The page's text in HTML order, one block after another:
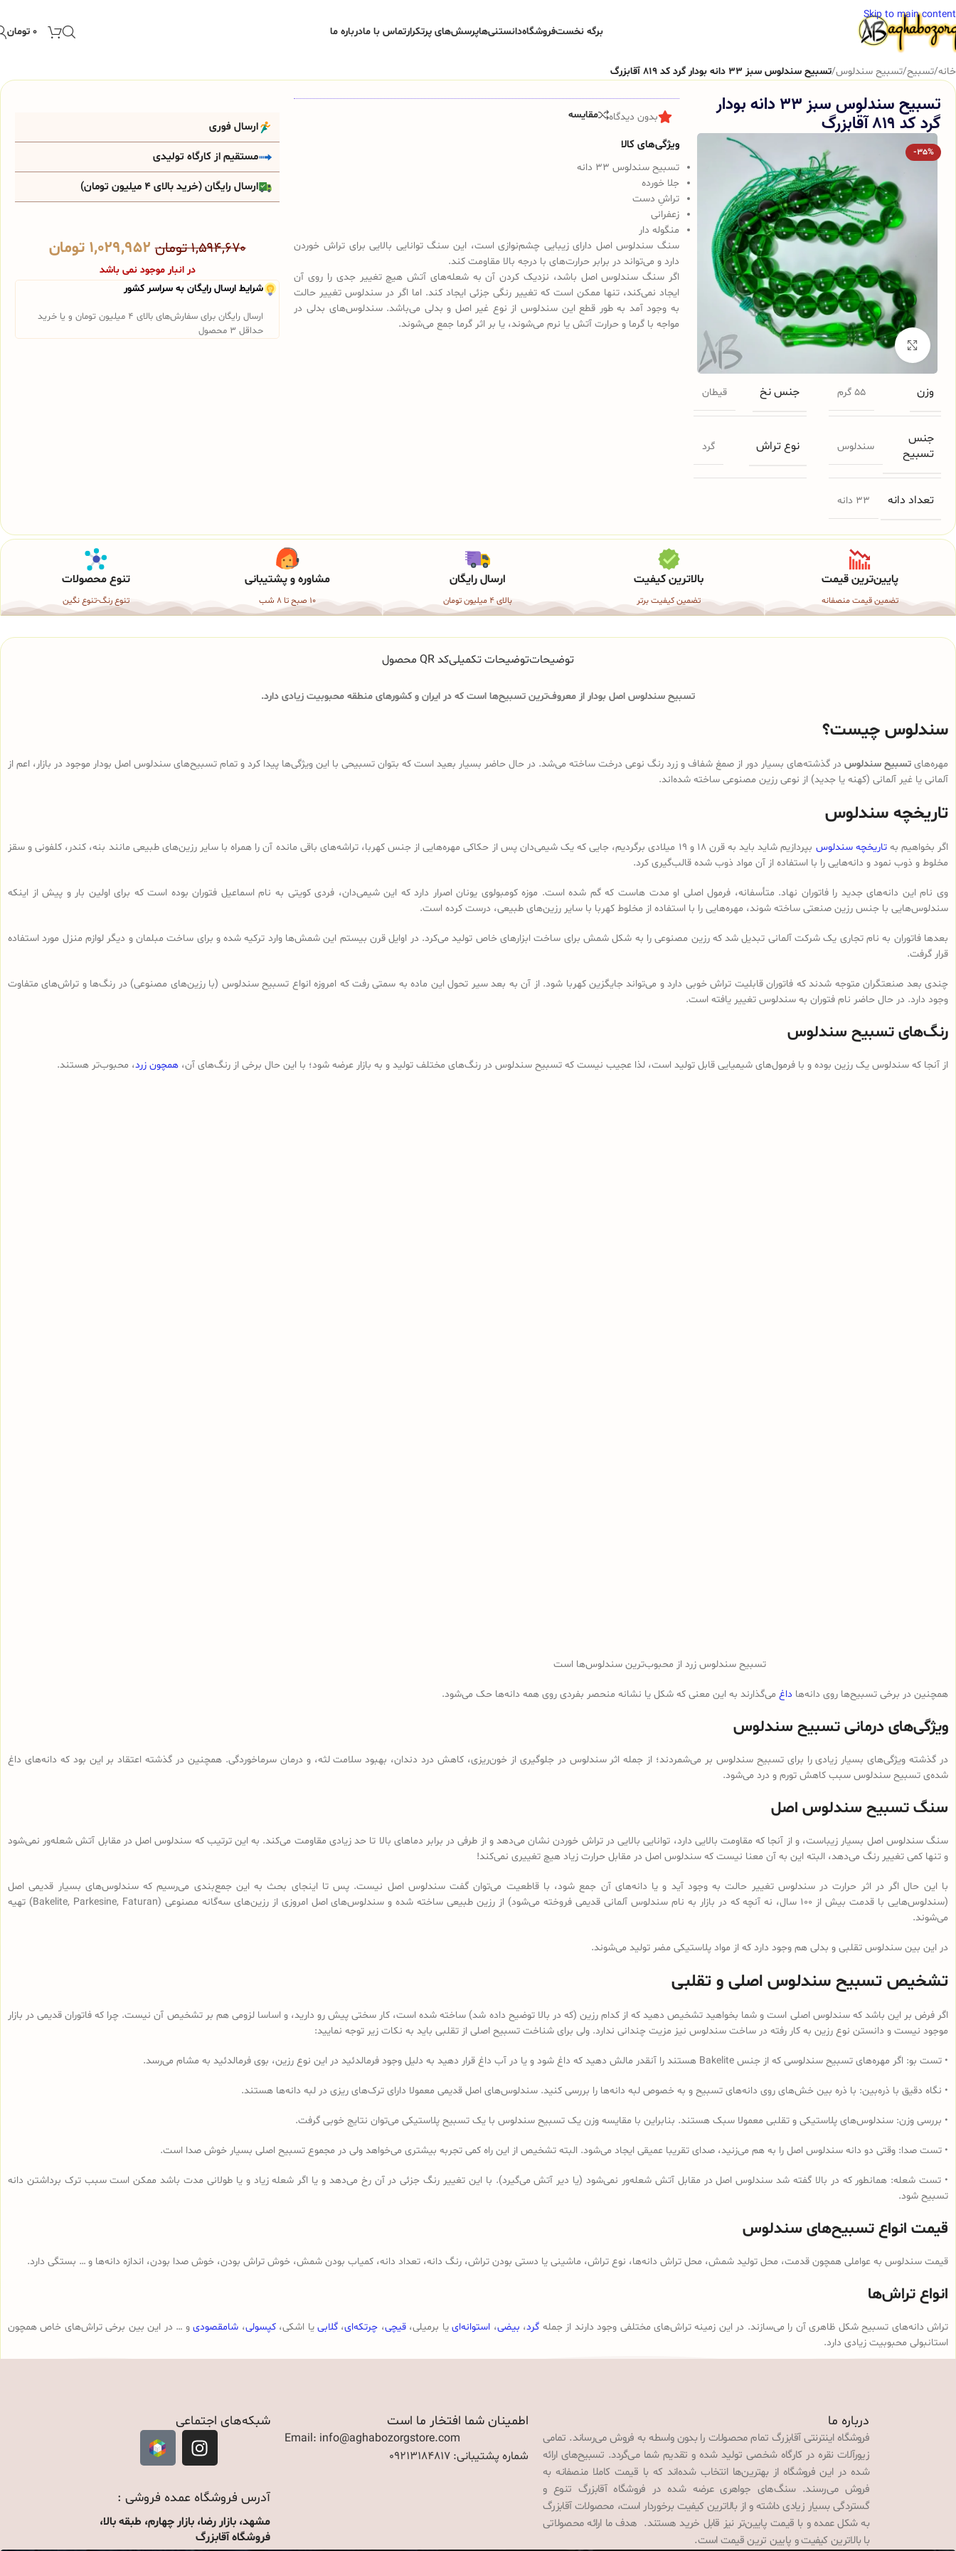
Skip to main content
برگه نخستفروشگاهدانستنی‌هاپرسش‌های پرتکرارتماس با مادرباره ما ۰ تومان
خانه/تسبیح/تسبیح سندلوس/تسبیح سندلوس سبز 33 دانه بودار گرد کد 819 آقابزرگ
تسبیح سندلوس سبز 33 دانه بودار
گرد کد 819 آقابزرگ
-35%
برای بزرگنمایی کلیک کنید
وزن 55 گرم جنس نخ قیطان
جنس
تسبیح
سندلوس نوع تراش گرد
تعداد دانه 33 دانه
بدون دیدگاه مقایسه
ویژگی‌های کالا
تسبیح سندلوس 33 دانه
جلا خورده
تراشِ دست
زعفرانی
منگوله دار
سنگ سندلوس اصل دارای زیبایی چشم‌نوازی است، این سنگ توانایی بالایی برای تراش خوردن
دارد و می‌تواند در برابر حرارت‌های با درجه بالا مقاومت کند.
اگر سنگ سندلوس اصل باشد، نزدیک کردن آن به شعله‌های آتش هیچ تغییر جدی را روی آن
ایجاد نمی‌کند، تنها ممکن است که تغییر رنگی جزئی ایجاد کند. اما اگر در سندلوس تغییر حالت
به وجود آمد به طور قطع این سندلوس از نوع غیر اصل و بدلی می‌باشد. سندلوس‌های بدلی در
مواجه با گرما و حرارت آتش یا نرم می‌شوند، یا بر اثر گرما جمع می‌شوند.
ارسال فوری
مستقیم از کارگاه تولیدی
ارسال رایگان (خرید بالای 4 میلیون تومان)
۱,۵۹۴,۶۷۰تومان ۱,۰۲۹,۹۵۲ تومان
در انبار موجود نمی باشد
شرایط ارسال رایگان به سراسر کشور
ارسال رایگان برای سفارش‌های بالای 4 میلیون تومان و یا خرید
حداقل 3 محصول
پایین‌ترین قیمت
تضمین قیمت منصفانه
بالاترین کیفیت
تضمین کیفیت برتر
ارسال رایگان
بالای 4 میلیون تومان
مشاوره و پشتیبانی
10 صبح تا 8 شب
تنوع محصولات
تنوع رنگ-تنوع نگین
توضیحاتتوضیحات تکمیلیکد QR محصول
تسبیح سندلوس اصل بودار از معروف‌ترین تسبیح‌ها است که در ایران و کشورهای منطقه محبوبیت زیادی دارد.
سندلوس چیست؟
مهره‌های تسبیح سندلوس در گذشته‌های بسیار دور از صمغ شفاف و زرد رنگ نوعی درخت ساخته می‌شد. در حال حاضر بسیار بعید است که بتوان تسبیحی با این ویژگی‌ها پیدا کرد و تمام تسبیح‌های سندلوس‌ اصل بودار موجود در بازار، اعم از
آلمانی یا غیر آلمانی (کهنه یا جدید) از نوعی رزین مصنوعی ساخته شده‌اند.
تاریخچه سندلوس
اگر بخواهیم بهتاریخچه سندلوس
بپردازیم شاید باید به قرن 18 و 19 میلادی برگردیم، جایی که یک شیمی‌دان پس از حکاکی مهره‌هایی از جنس کهربا، تراشه‌های باقی مانده آن را همراه با سایر رزین‌های طبیعی مانند بنه، کندر، کلفونی و سقز
مخلوط و ذوب نمود و دانه‌هایی را با استفاده از آن مواد ذوب شده قالب‌گیری کرد.
وی نام این دانه‌های جدید را فاتوران نهاد. متأسفانه، فرمول اصلی او مدت هاست که گم شده است. موزه کومبولوی یونان اصرار دارد که این شیمی‌دان، فردی کویتی به نام اسماعیل فتوران بوده است که برای اولین بار و پیش از اینکه
سندلوس‌هایی با جنس رزین صنعتی ساخته شوند، مهره‌هایی را با استفاده از مخلوط کهربا با سایر رزین‌های طبیعی، درست کرده است.
بعدها فاتوران به نام تجاری یک شرکت آلمانی تبدیل شد که رزین مصنوعی را به شکل شمش برای ساخت ابزارهای خاص تولید می‌کرد. در اوایل قرن بیستم این شمش‌ها وارد ترکیه شده و برای ساخت مبلمان و دیگر لوازم منزل مورد استفاده
قرار گرفت.
چندی بعد صنعتگران متوجه شدند که فاتوران قابلیت تراش خوبی دارد و می‌تواند جایگزین کهربا شود. از آن به بعد سیر تحول این ماده به سمتی رفت که امروزه انواع تسبیح‌ سندلوس (با رزین‌های مصنوعی) در رنگ‌ها و تراش‌های متفاوت
وجود دارد. در حال حاضر نام فتوران به سندلوس تغییر یافته است.
رنگ‌های تسبیح سندلوس
از آنجا که سندلوس یک رزین بوده و با فرمول‌های شیمیایی قابل تولید است، لذا عجیب نیست که تسبیح سندلوس در رنگ‌های مختلف تولید و به بازار عرضه شود؛ با این حال برخی از رنگ‌های آن، همچون زرد، محبوب‌تر هستند.
تسبیح سندلوس زرد از محبوب‌ترین سندلوس‌ها است
همچنین در برخی تسبیح‌ها روی دانه‌ها داغ می‌گذارند به این معنی که شکل یا نشانه منحصر بفردی روی همه دانه‌ها حک می‌شود.
ویژگی‌های درمانی تسبیح سندلوس
در گذشته ویژگی‌های بسیار زیادی را برای تسبیح سندلوس بر می‌شمردند؛ از جمله اثر سندلوس در جلوگیری از خون‌ریزی، کاهش درد دندان، بهبود سلامت لثه، و درمان سرماخوردگی. همچنین در گذشته اعتقاد بر این بود که دانه‌های داغ
شده‌ی تسبیح سندلوس سبب کاهش تورم و درد می‌شود.
سنگ تسبیح سندلوس اصل
سنگ سندلوس اصل بسیار زیباست، و از آنجا که مقاومت بالایی دارد، توانایی بالایی در تراش خوردن نشان می‌دهد و از طرفی در برابر دماهای بالا تا حد زیادی مقاومت می‌کند. به این ترتیب که سندلوس اصل در مقابل آتش شعله‌ور نمی‌شود
و تنها کمی تغییر رنگ می‌دهد، البته این به آن معنا نیست که سندلوس اصل در مقابل حرارت زیاد هیچ تغییری نمی‌کند!
با این حال اگر در اثر حرارت در سندلوس تغییر حالت به وجود آید و یا دانه‌های آن جمع شود، با قاطعیت می‌توان گفت سندلوس اصل نیست. پس تا اینجای بحث به این جمع‌بندی می‌رسیم که سندلوس‌های بسیار قدیمی اصل
(سندلوس‌هایی با قدمت بیش از 100 سال، نه آنچه که در بازار به نام سندلوس آلمانی قدیمی فروخته می‌شود) از رزین طبیعی ساخته شده و سندلوس‌‌های اصل امروزی از رزین‌های سه‌گانه مصنوعی (Bakelite, Parkesine, Faturan) تهیه
می‌شوند.
در این بین سندلوس تقلبی و بدلی هم وجود دارد که از مواد پلاستیکی مضر تولید می‌شوند.
تشخیص تسبیح سندلوس اصلی و تقلبی
اگر فرض بر این باشد که سندلوس اصلی است و شما بخواهید تشخیص دهید که از کدام رزین (که در بالا توضیح داده شد) ساخته شده است، کار سختی پیش رو دارید، و اساسا لزومی هم بر تشخیص آن نیست. چرا که فاتوران قدیمی در بازار
موجود نیست و دانستن نوع رزین به کار رفته در ساخت سندلوس نیز مزیت چندانی ندارد. ولی برای شناخت تسبیح اصلی از تقلبی باید به نکات زیر توجه نمایید:
• تست بو: اگر مهره‌های تسبیح‌ سندلوسی که از جنس Bakelite هستند را آنقدر مالش دهید که داغ شود و یا در آب داغ قرار دهید به دلیل وجود فرمالدئید در این نوع رزین، بوی فرمالدئید به مشام می‌رسد.
• نگاه دقیق با ذره‌بین: با ذره بین خش‌های روی دانه‌های تسبیح و به خصوص لبه دانه‌ها را بررسی کنید. سندلوس‌های اصل قدیمی معمولا دارای ترک‌های ریزی در لبه دانه‌ها هستند.
• بررسی وزن: سندلوس‌های پلاستیکی و تقلبی معمولا سبک هستند. بنابراین با مقایسه وزن یک تسبیح سندلوس با یک تسبیح پلاستیکی می‌توان نتایج خوبی گرفت.
• تست صدا: وقتی دو دانه سندلوس اصل را به هم می‌زنید، صدای تقریبا عمیقی ایجاد می‌شود. البته تشخیص از این راه کمی تجربه بیشتری می‌خواهد ولی در مجموع تسبیح اصلی بسیار خوش صدا است.
• تست شعله: همانطور که در بالا گفته شد سندلوس اصل در مقابل آتش شعله‌ور نمی‌شود (یا دیر آتش می‌گیرد). با این تغییر رنگ جزئی در آن رخ می‌دهد و یا اگر شعله زیاد و یا طولانی مدت باشد ممکن است سبب ترک برداشتن دانه
تسبیح شود.
قیمت انواع تسبیح‌های سندلوس
قیمت سندلوس به عواملی همچون قدمت، محل تولید شمش، محل تراش دانه‌ها، نوع تراش، ماشینی یا دستی بودن تراش، رنگ دانه، تعداد دانه، کمیاب بودن شمش، خوش تراش بودن، خوش صدا بودن، اندازه دانه‌ها و … بستگی دارد.
انواع تراش‌ها
تراش دانه‌های تسبیح شکل ظاهری آن را می‌سازند. در این زمینه تراش‌های مختلفی وجود دارند از جمله گرد، بیضی، استوانه‌اییا برمیلی،قیچی، چرتکه‌ای، گلابی یا اشکی،کپسولی، شامقصودیو … در این بین برخی تراش‌های خاص همچون
استانبولی محبوبیت زیادی دارد.
درباره ما
فروشگاه اینترنتی آقابزرگ تمام محصولات را بدون واسطه به فروش می‌رساند. تمامی
زیورآلات نقره در کارگاه شخصی تولید شده و تقدیم شما می‌گردد. تسبیح‌های ارائه
شده در این فروشگاه از بهترین‌ها انتخاب شده‌اند که با قیمت کاملا منصفانه به
فروش می‌رسند. سنگ‌های جواهری عرضه شده در فروشگاه آقابزرگ تنوع و
گستردگی بسیار زیادی داشته و از بالاترین کیفیت برخوردار است، محصولات آقابزرگ
به شکل عمده و با قیمت پایین‌تر نیز قابل خرید هستند. هدف ما ارائه محصولاتی
با بالاترین کیفیت و پایین ترین قیمت است.
اطمینان شما افتخار ما است
Email: info@aghabozorgstore.com
شماره پشتیبانی: 09213184817
شبکه‌های اجتماعی
آدرس فروشگاه عمده فروشی :
مشهد، بازار رضا، بازار چهارم، طبقه بالا،
فروشگاه آقابزرگ